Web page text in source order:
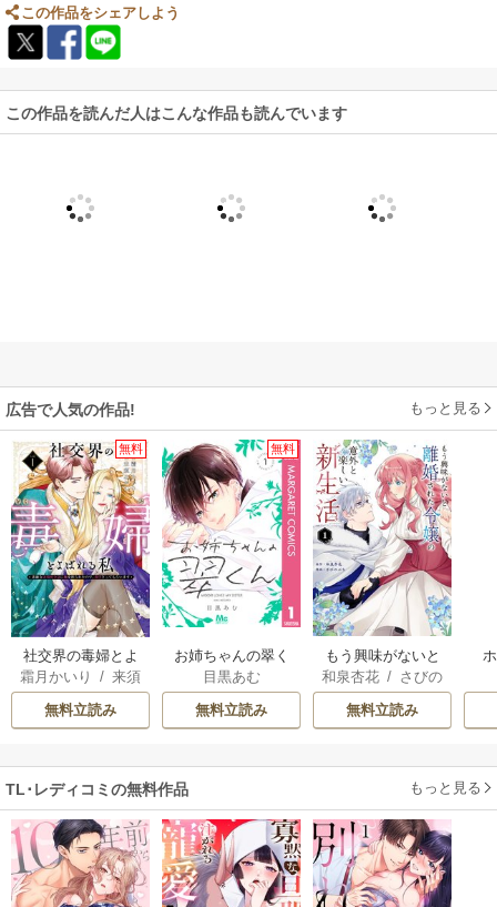
この作品をシェアしよう
この作品を読んだ人はこんな作品も読んでいます
広告で人気の作品! もっと見る
無料
社交界の毒婦とよ
ばれる私～素敵な
辺境伯令息に腕を
折られたので、責
す～
霜月かいり /来須
みかん
無料立読み
無料
お姉ちゃんの翠く
ん
目黒あむ
無料立読み
もう興味がないと
離婚された令嬢の
意外と楽しい新生
活
和泉杏花 / さびの
ぶち
無料立読み
TL･レディコミの無料作品 もっと見る